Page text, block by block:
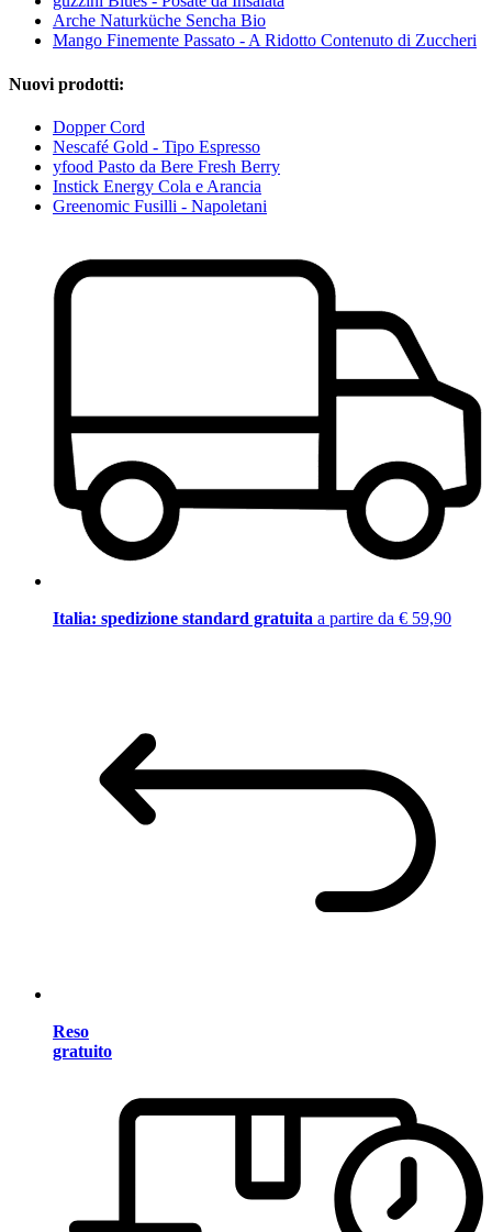
Arche Naturküche Sencha Bio
Mango Finemente Passato - A Ridotto Contenuto di Zuccheri
Nuovi prodotti:
Dopper Cord
Nescafé Gold - Tipo Espresso
yfood Pasto da Bere Fresh Berry
Instick Energy Cola e Arancia
Greenomic Fusilli - Napoletani
Italia: spedizione standard gratuita a partire da € 59,90
Reso
gratuito